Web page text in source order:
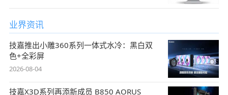
业界资讯
技嘉推出小雕360系列一体式水冷：黑白双
色+全彩屏
2026-08-04
技嘉X3D系列再添新成员 B850 AORUS